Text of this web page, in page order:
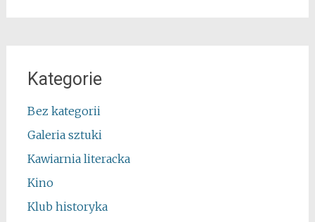
Kategorie
Bez kategorii
Galeria sztuki
Kawiarnia literacka
Kino
Klub historyka